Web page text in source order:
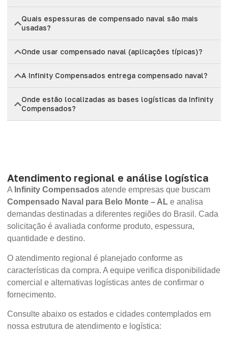
Quais espessuras de compensado naval são mais
usadas?
Onde usar compensado naval (aplicações típicas)?
A Infinity Compensados entrega compensado naval?
Onde estão localizadas as bases logísticas da Infinity
Compensados?
Atendimento regional e análise logística
A Infinity Compensados atende empresas que buscam
Compensado Naval para Belo Monte – AL e analisa
demandas destinadas a diferentes regiões do Brasil. Cada
solicitação é avaliada conforme produto, espessura,
quantidade e destino.
O atendimento regional é planejado conforme as
características da compra. A equipe verifica disponibilidade
comercial e alternativas logísticas antes de confirmar o
fornecimento.
Consulte abaixo os estados e cidades contemplados em
nossa estrutura de atendimento e logística: